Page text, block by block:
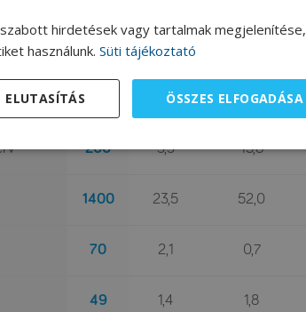
47 1,2
3,3 15,8
200 3,3 15,8
1400 23,5 52,0
70 2,1 0,7
49 1,4 1,8
hirdetések vagy tartalmak megjelenítése,
használunk. Süti tájékoztató
ÖSSZES ELFOGADÁSA
ELUTASÍTÁS